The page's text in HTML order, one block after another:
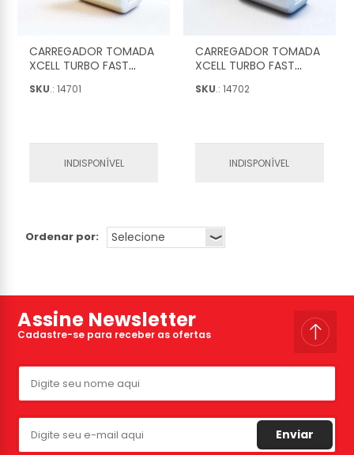
CARREGADOR TOMADA
XCELL TURBO FAST
USB BRANCO - XC-UR-
SKU.: 14701
INDISPONÍVEL
CARREGADOR TOMADA
XCELL TURBO FAST
USB BRANCO - XC-UR-
SKU.: 14702
INDISPONÍVEL
Ordenar por:
Assine Newsletter
Cadastre-se para receber as ofertas
Enviar